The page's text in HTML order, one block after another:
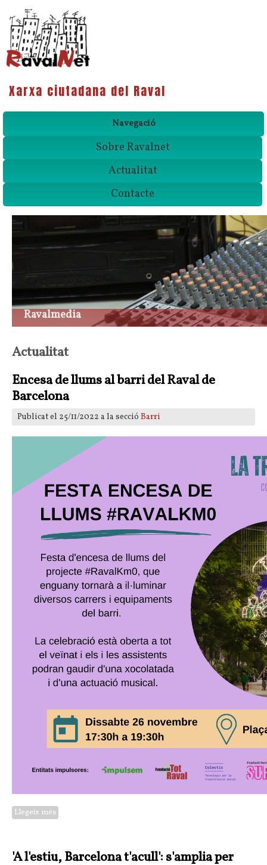
Xarxa ciutadana del Raval
Navegació
Sobre Ravalnet
Actualitat
Contacte
Actualitat
Encesa de llums al barri del Raval de
Barcelona
Publicat el 25/11/2022 a la secció Barri
Llegeix més
'A l'estiu, Barcelona t'acull': s'amplia per